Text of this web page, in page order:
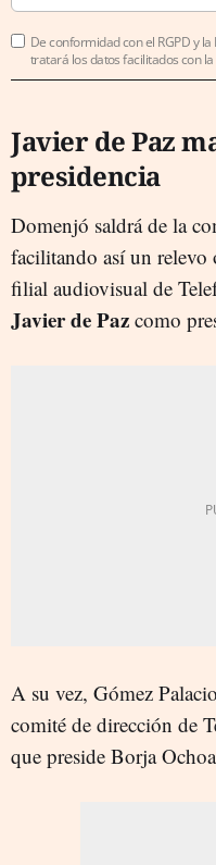
De conformidad con el RGPD y la
tratará los datos facilitados con
Javier de Paz
presidencia
Domenjó saldrá de la
facilitando así un relevo
filial audiovisual de
Javier de Paz como
A su vez, Gómez
comité de dirección de
que preside Borja